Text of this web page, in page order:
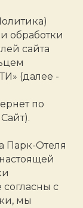
обработки
сайта
(далее -
по
Парк-Отеля
с
мы